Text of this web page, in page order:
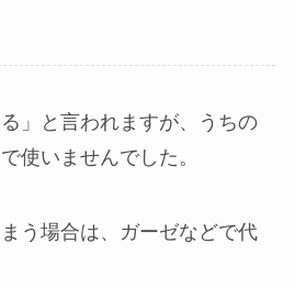
」と言われますが、うちの
使いませんでした。
う場合は、ガーゼなどで代